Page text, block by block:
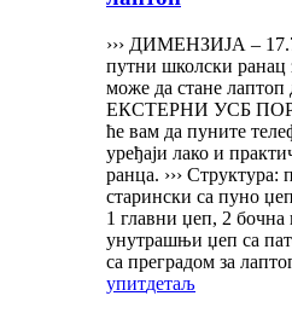
››› ДИМЕНЗИЈА –
путни школски ранац
може да стане лаптоп
ЕКСТЕРНИ УСБ
ће вам да пуните
уређаји лако и
ранца. ››› Структура:
старински са пуно
1 главни џеп, 2
унутрашњи џеп са
са преградом за
упитдетаљ